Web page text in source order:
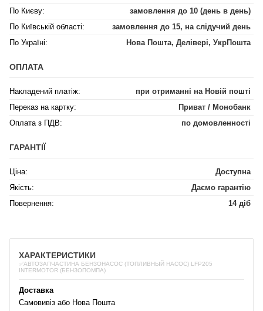
По Києву:
замовлення до 10 (день в день)
По Київській області:
замовлення до 15, на слідучий день
По Україні:
Нова Пошта, Делівері, УкрПошта
ОПЛАТА
Накладений платіж:
при отриманні на Новій пошті
Переказ на картку:
Приват / Монобанк
Оплата з ПДВ:
по домовленності
ГАРАНТІЇ
Ціна:
Доступна
Якість:
Даємо гарантію
Повернення:
14 діб
ХАРАКТЕРИСТИКИ
✅АВТОЗАПЧАСТИНА БЕНЗОНАСОС (ТОПЛИВНЫЙ НАСОС) LFP205
INTERMOTOR (БЕНЗОПОМПА)
Доставка
Самовивіз або Нова Пошта